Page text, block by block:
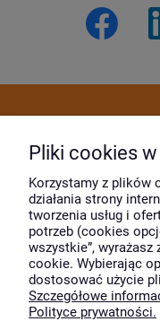
Pliki cookies
Korzystamy z plików
działania strony
tworzenia usług i
potrzeb (cookies
wszystkie”,
cookie. Wybierając
dostosować użycie
Szczegółowe
Polityce prywatności.